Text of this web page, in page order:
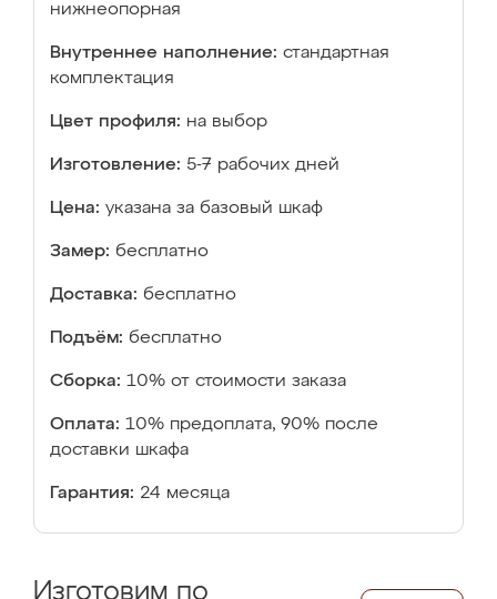
нижнеопорная
Внутреннее наполнение: стандартная
комплектация
Цвет профиля: на выбор
Изготовление: 5-7 рабочих дней
Цена: указана за базовый шкаф
Замер: бесплатно
Доставка: бесплатно
Подъём: бесплатно
Сборка: 10% от стоимости заказа
Оплата: 10% предоплата, 90% после
доставки шкафа
Гарантия: 24 месяца
Изготовим по